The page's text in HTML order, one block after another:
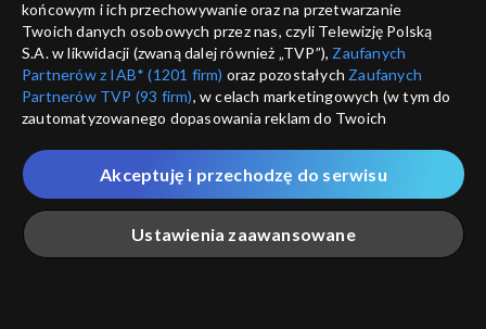
Kto śpiewa, dwa razy się
modli
W rodzinie siła!
Ziarno
Mistrz niesienia pomocy
Ziarno
Wakacje z Panem Bogiem
końcowym i ich przechowywanie oraz na przetwarzanie
Twoich danych osobowych przez nas, czyli Telewizję Polską
S.A. w likwidacji (zwaną dalej również „TVP”), Zaufanych
Partnerów z IAB* (1201 firm) oraz pozostałych Zaufanych
Partnerów TVP (93 firm), w celach marketingowych (w tym do
zautomatyzowanego dopasowania reklam do Twoich
które wskazujemy poniżej, a także zgody na udostępnianie
przez nas identyfikatora PPID do Google.
Twoje dane osobowe zbierane podczas odwiedzania przez
Ciebie naszych
poszczególnych serwisówzwanych dalej
„Portalem”, w tym informacje zapisywane za pomocą
Ustawienia zaawansowane
Akceptuję i przechodzę do serwisu